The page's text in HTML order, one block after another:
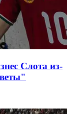
Слота из-